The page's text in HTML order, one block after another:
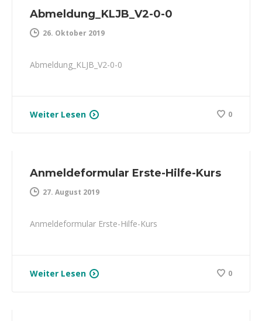
Abmeldung_KLJB_V2-0-0
26. Oktober 2019
Abmeldung_KLJB_V2-0-0
Weiter Lesen 0
Anmeldeformular Erste-Hilfe-Kurs
27. August 2019
Anmeldeformular Erste-Hilfe-Kurs
Weiter Lesen 0